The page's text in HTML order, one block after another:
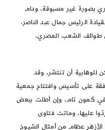
بصورة غير مسبوقة، ودام
الوضع في مصر مع ثورة 1952 بقيادة الرئيس جمال عبد الناصر،
طوائف الشعب المصري،
للوهابية أن تنتشر، وقد
على تأسيس وافتتاح جمعية
ولكن ظلت في كمون تام، وإن أطلت ببعض
عليها، وماتت فتاوى
عظام من أمثال الشيوخ